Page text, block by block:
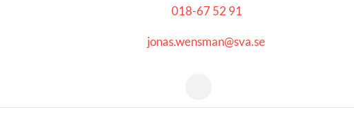
018-67 52 91
jonas.wensman@sva.se